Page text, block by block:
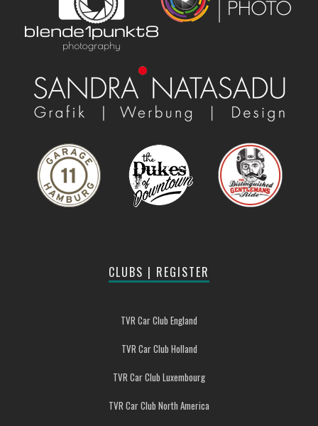
CLUBS | REGISTER
TVR Car Club England
TVR Car Club Holland
TVR Car Club Luxembourg
TVR Car Club North America